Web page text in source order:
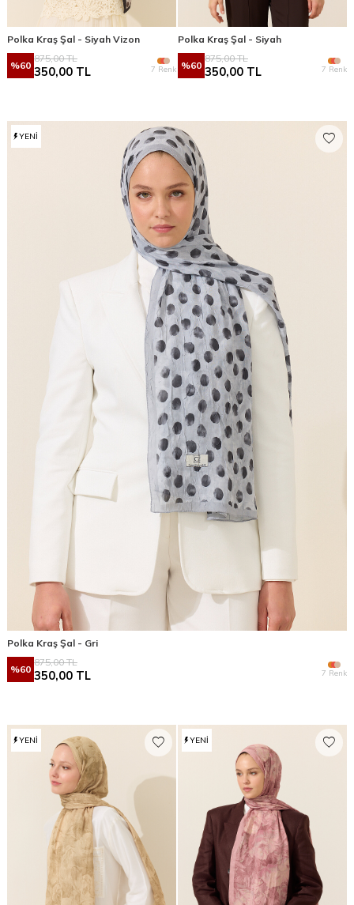
Polka Kraş Şal - Siyah Vizon
%60
875,00TL
350,00 TL 7 Renk
Polka Kraş Şal - Siyah
%60
875,00TL
350,00 TL 7 Renk
YENI
Polka Kraş Şal - Gri
%60
875,00TL
350,00 TL 7 Renk
YENI YENI